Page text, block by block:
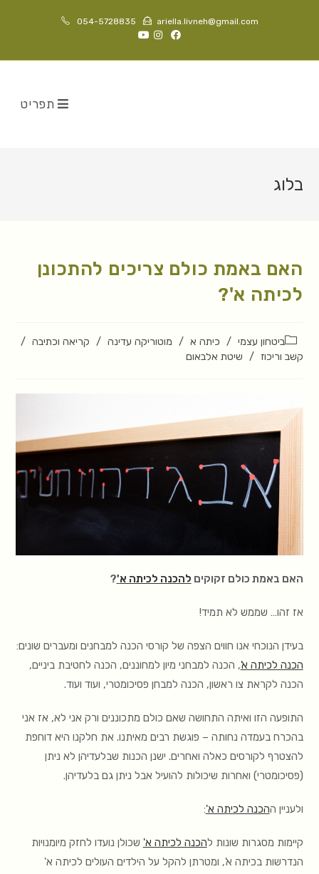
054-5728835 ariella.livneh@gmail.com
תפריט
בלוג
האם באמת כולם צריכים להתכונן
לכיתה א'?
ביטחון עצמי / כיתה א / מוטוריקה עדינה / קריאה וכתיבה /
קשב וריכוז / שיטת אלבאום
האם באמת כולם זקוקים להכנה לכיתה א'
?
אז זהו… שממש לא תמיד!
בעידן הנוכחי אנו חווים הצפה של קורסי הכנה למבחנים ומעברים שונים:
הכנה לכיתה א', הכנה למבחני מיון למחוננים, הכנה לחטיבת ביניים,
הכנה לקראת צו ראשון, הכנה למבחן פסיכומטרי, ועוד ועוד.
התופעה הזו ואיתה התחושה שאם כולם מתכוננים ורק אני לא, אז אני
בהכרח בעמדה נחותה – פוגשת רבים מאיתנו. את חלקנו היא דוחפת
להצטרף לקורסים כאלה ואחרים. ישנן הכנות שבלעדיהן לא ניתן
(פסיכומטרי) ואחרות שיכולות להועיל אבל ניתן גם בלעדיהן.
ולעניין ההכנה לכיתה א':
קיימות מסגרות שונות להכנה לכיתה א' שכולן נועדו לחזק מיומנויות
הנדרשות בכיתה א', ומטרתן להקל על הילדים העולים לכיתה א'